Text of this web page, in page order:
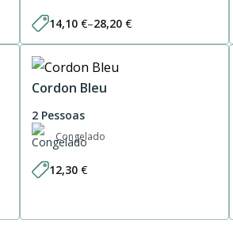
14,10 €–28,20 €
Price
range:
through
28,20 €
Cordon Bleu
2 Pessoas
Congelado
12,30 €